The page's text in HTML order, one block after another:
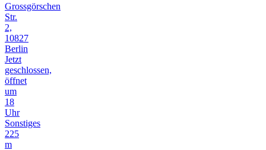
Grossgörschen
Str.
2,
10827
Berlin
Jetzt
geschlossen,
öffnet
um
18
Uhr
Sonstiges
225
m